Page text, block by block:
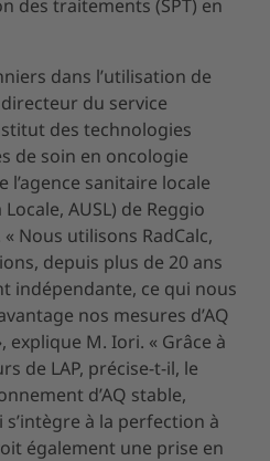
des traitements (SPT) en
dans l’utilisation de
du service
des technologies
de soin en oncologie
l’agence sanitaire locale
AUSL) de Reggio
Nous utilisons RadCalc,
depuis plus de 20 ans
indépendante, ce qui nous
nos mesures d’AQ
M. Iori. « Grâce à
de LAP, précise-t-il, le
d’AQ stable,
à la perfection à
également une prise en